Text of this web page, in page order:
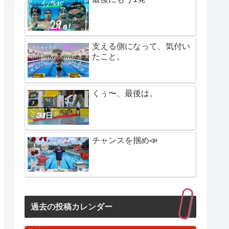
支える側になって、気付い
たこと。
くぅ〜、最後は。
チャンスを掴め📣
過去の投稿カレンダー